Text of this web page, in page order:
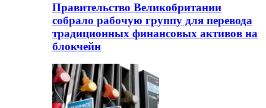
Правительство Великобритании
собрало рабочую группу для перевода
традиционных финансовых активов на
блокчейн